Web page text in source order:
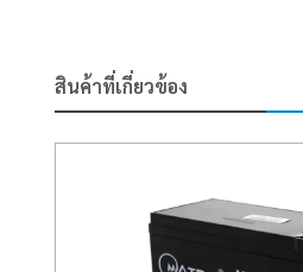
สินค้าที่เกี่ยวข้อง